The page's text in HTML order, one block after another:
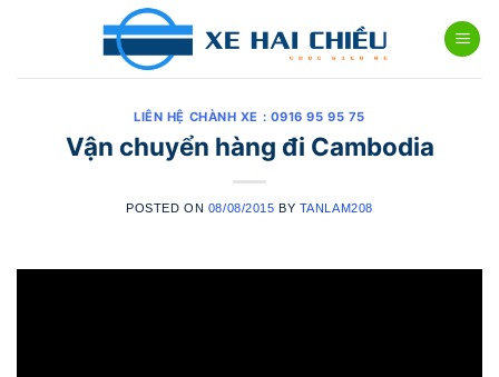
LIÊN HỆ CHÀNH XE : 0916 95 95 75
Vận chuyển hàng đi Cambodia
POSTED ON 08/08/2015 BY TANLAM208